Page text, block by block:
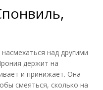
над другими
держит на
и принижает. Она
смеяться, сколько на